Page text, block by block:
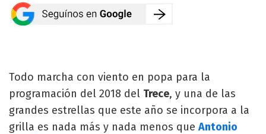
Todo marcha con viento en popa para la
programación del 2018 del Trece, y una de las
grandes estrellas que este año se incorpora a la
grilla es nada más y nada menos que Antonio